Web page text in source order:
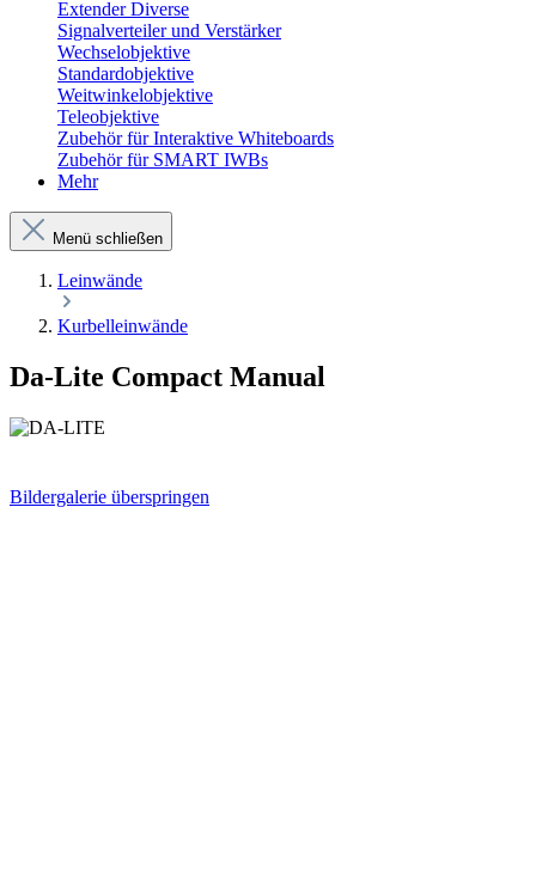
Extender Diverse
Signalverteiler und Verstärker
Wechselobjektive
Standardobjektive
Weitwinkelobjektive
Teleobjektive
Zubehör für Interaktive Whiteboards
Zubehör für SMART IWBs
Mehr
Menü schließen
Leinwände
Kurbelleinwände
Da-Lite Compact Manual
Bildergalerie überspringen